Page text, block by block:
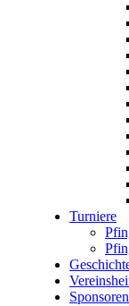
Turniere
Sponsoren